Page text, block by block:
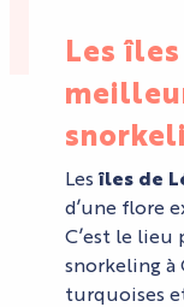
Les
Lesîles de
d’une flore
C’est le
snorkeling à
turquoises